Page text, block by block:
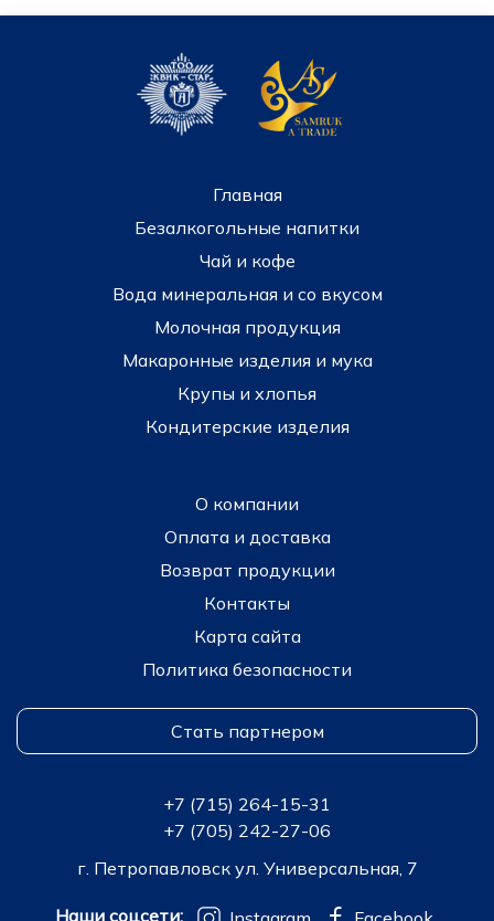
Главная
Безалкогольные напитки
Чай и кофе
Вода минеральная и со вкусом
Молочная продукция
Макаронные изделия и мука
Крупы и хлопья
Кондитерские изделия
О компании
Оплата и доставка
Возврат продукции
Контакты
Карта сайта
Политика безопасности
Стать партнером
+7 (715) 264-15-31
+7 (705) 242-27-06
г. Петропавловск ул. Универсальная, 7
Наши соцсети: